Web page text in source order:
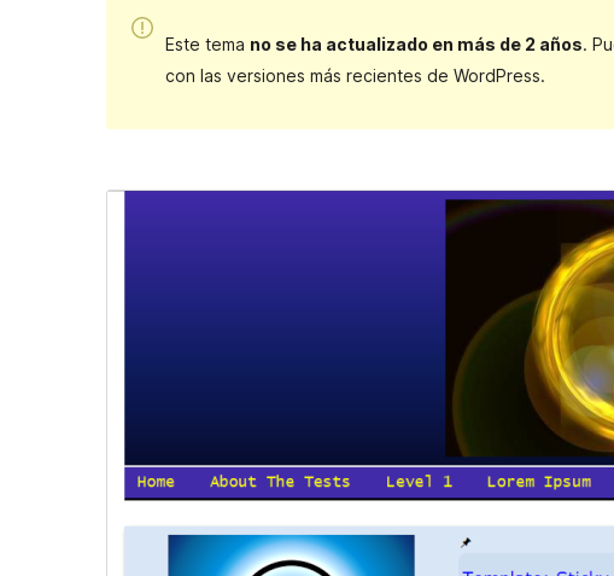
Este tema no se ha actualizado en más de 2 años.
con las versiones más recientes de WordPress.